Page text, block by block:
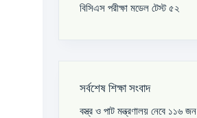
বিসিএস পরীক্ষা মডেল টেস্ট ৫২
সর্বশেষ শিক্ষা সংবাদ
বস্ত্র ও পাট মন্ত্রণালয় নেবে ১১৬ জন